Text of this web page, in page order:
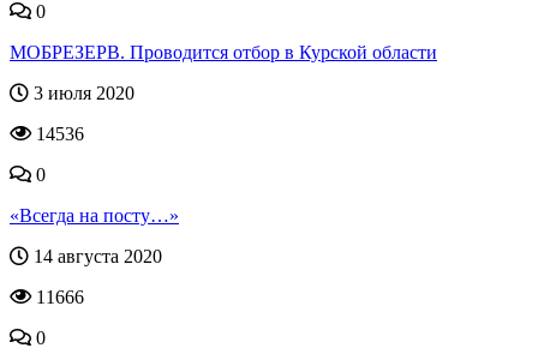
0
МОБРЕЗЕРВ. Проводится отбор в Курской области
3 июля 2020
14536
0
«Всегда на посту…»
14 августа 2020
11666
0